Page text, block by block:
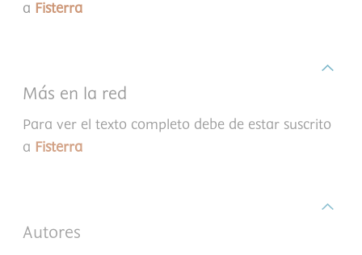
a Fisterra
Más en la red
Para ver el texto completo debe de estar suscrito
a Fisterra
Autores